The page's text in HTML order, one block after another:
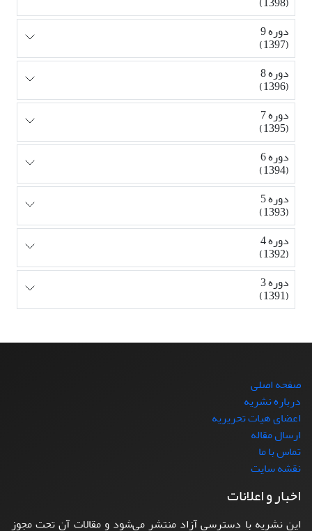
دوره 9
(1397)
دوره 8
(1396)
دوره 7
(1395)
دوره 6
(1394)
دوره 5
(1393)
دوره 4
(1392)
دوره 3
(1391)
صفحه اصلی
درباره نشریه
اعضای هیات تحریریه
ارسال مقاله
تماس با ما
نقشه سایت
اخبار و اعلانات
این نشریه با دسترسی آزاد منتشر می‌شود و مقالات آن تحت مجوز